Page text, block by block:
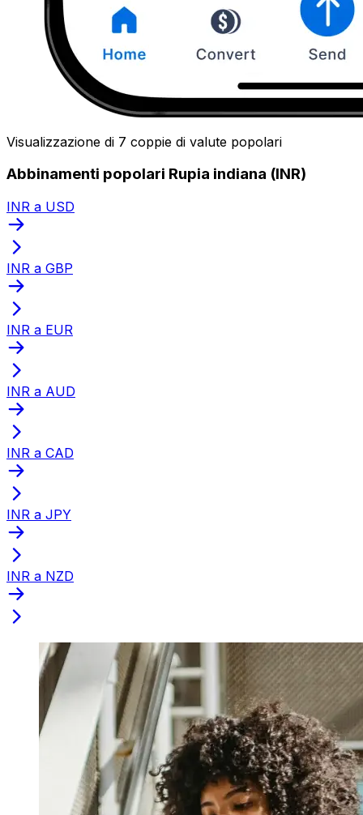
Visualizzazione di 7 coppie di valute popolari
Abbinamenti popolari Rupia indiana (INR)
INR a USD
INR a GBP
INR a EUR
INR a AUD
INR a CAD
INR a JPY
INR a NZD